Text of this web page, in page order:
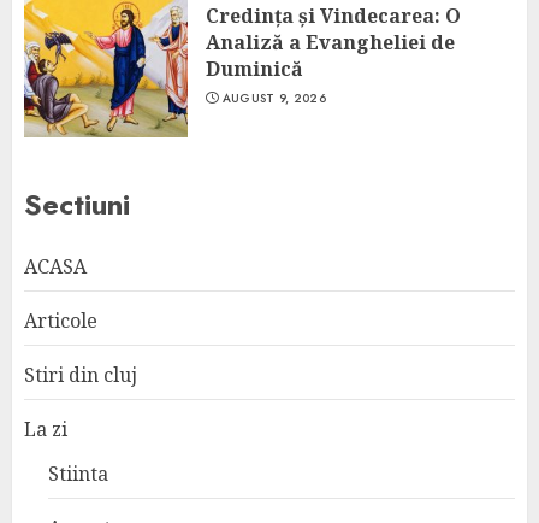
Credința și Vindecarea: O
Analiză a Evangheliei de
Duminică
AUGUST 9, 2026
Sectiuni
ACASA
Articole
Stiri din cluj
La zi
Stiinta